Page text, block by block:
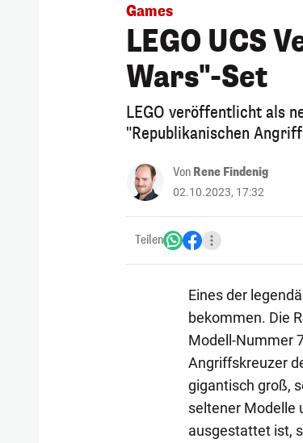
Games
LEGO UCS
Wars"-Set
LEGO veröffentlicht als
"Republikanischen
Von Rene Findenig
02.10.2023, 17:32
Teilen
Eines der
bekommen. Die
Modell-Nummer
Angriffskreuzer
gigantisch groß,
seltener Modelle
ausgestattet ist,